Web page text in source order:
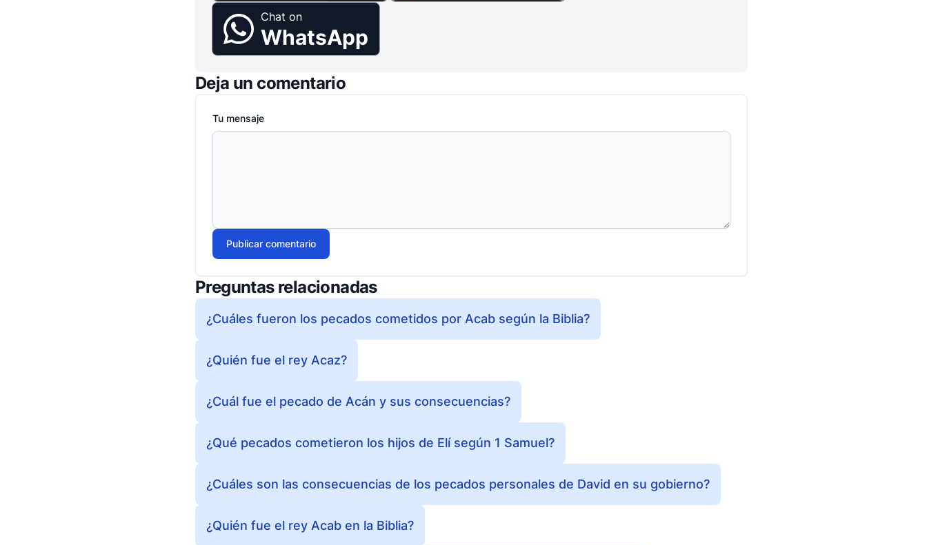
Chat on
WhatsApp
Deja un comentario
Tu mensaje
Publicar comentario
Preguntas relacionadas
¿Cuáles fueron los pecados cometidos por Acab según la Biblia?
¿Quién fue el rey Acaz?
¿Cuál fue el pecado de Acán y sus consecuencias?
¿Qué pecados cometieron los hijos de Elí según 1 Samuel?
¿Cuáles son las consecuencias de los pecados personales de David en su gobierno?
¿Quién fue el rey Acab en la Biblia?